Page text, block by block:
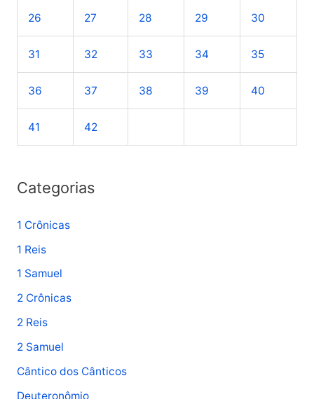
26 27 28 29 30
31 32 33 34 35
36 37 38 39 40
41 42
Categorias
1 Crônicas
1 Reis
1 Samuel
2 Crônicas
2 Reis
2 Samuel
Cântico dos Cânticos
Deuteronômio